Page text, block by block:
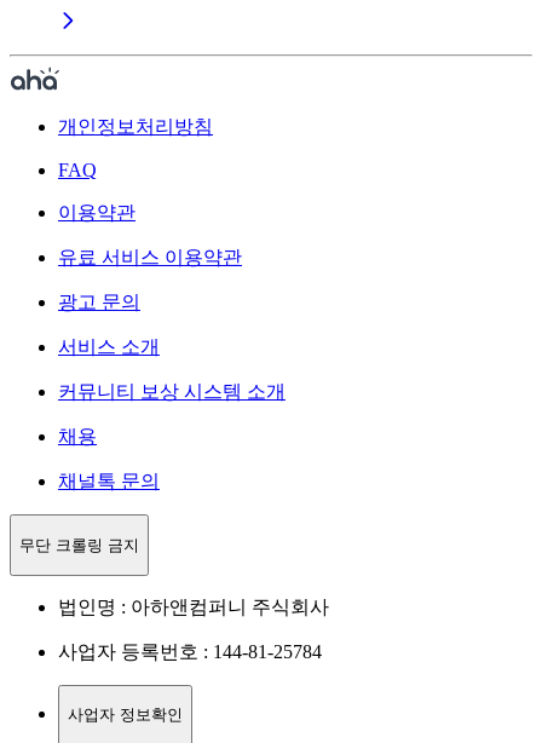
개인정보처리방침
FAQ
이용약관
유료 서비스 이용약관
광고 문의
서비스 소개
커뮤니티 보상 시스템 소개
채용
채널톡 문의
무단 크롤링 금지
법인명 : 아하앤컴퍼니 주식회사
사업자 등록번호 : 144-81-25784
사업자 정보확인